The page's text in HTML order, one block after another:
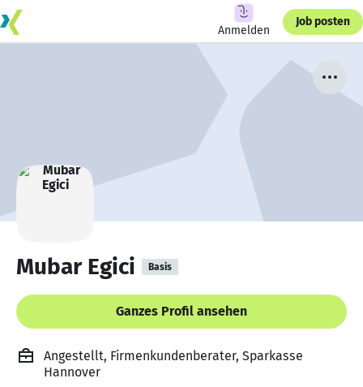
Anmelden
Job posten
Mubar Egici Basis
Ganzes Profil ansehen
Angestellt, Firmenkundenberater, Sparkasse
Hannover